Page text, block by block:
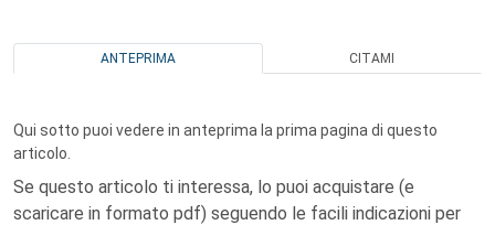
ANTEPRIMA CITAMI
Qui sotto puoi vedere in anteprima la prima pagina di questo
articolo.
Se questo articolo ti interessa, lo puoi acquistare (e
scaricare in formato pdf) seguendo le facili indicazioni per